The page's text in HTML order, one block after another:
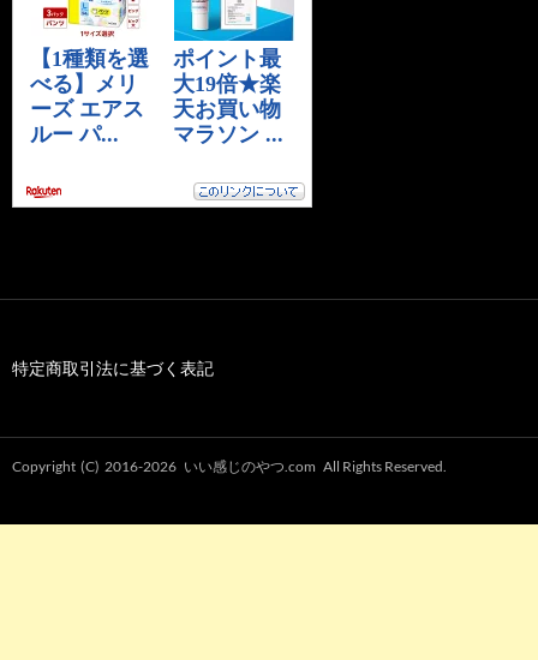
特定商取引法に基づく表記
Copyright (C) 2016-2026 いい感じのやつ.com All Rights Reserved.